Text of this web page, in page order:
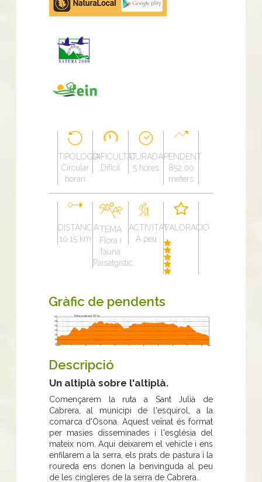
Play
TIPOLOGÍA
Circular
horari
DIFICULTAT
Difícil
DURADA
5 hores
PENDENT
852.00
meters
DISTÀNCIA
10.15 km
TEMA
Flora i
fauna
Paisatgístic
ACTIVITAT
A peu
VALORACIÓ
Gràfic de pendents
Descripció
Un altiplà sobre l'altiplà.
Començarem la ruta a Sant Julià de
Cabrera, al municipi de l'esquirol, a la
comarca d'Osona. Aquest veïnat és format
per masies disseminades i l'església del
mateix nom. Aquí deixarem el vehicle i ens
enfilarem a la serra, els prats de pastura i la
roureda ens donen la benvinguda al peu
de les cingleres de la serra de Cabrera.